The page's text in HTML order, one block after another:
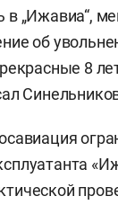
в „Ижавиа“,
об
8